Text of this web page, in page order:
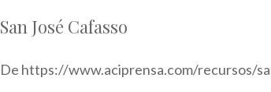
San José Cafasso
De https://www.aciprensa.com/recursos/